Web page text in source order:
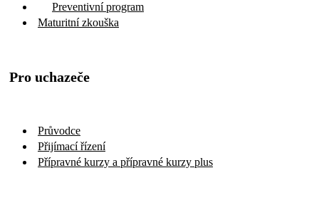
Preventivní program
Maturitní zkouška
Pro uchazeče
Průvodce
Přijímací řízení
Přípravné kurzy a přípravné kurzy plus